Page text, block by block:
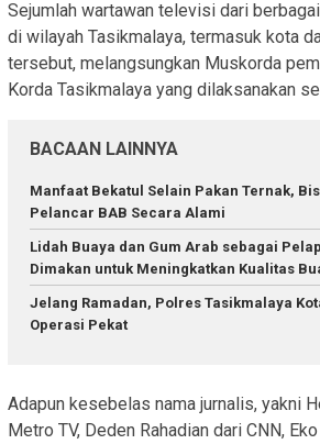
Sejumlah wartawan televisi dari
di wilayah Tasikmalaya, termasuk kota
tersebut, melangsungkan Muskorda
Korda Tasikmalaya yang dilaksanakan
BACAAN LAINNYA
Manfaat Bekatul Selain Pakan Ternak,
Pelancar BAB Secara Alami
Lidah Buaya dan Gum Arab sebagai
Dimakan untuk Meningkatkan Kualitas
Jelang Ramadan, Polres Tasikmalaya
Operasi Pekat
Adapun kesebelas nama jurnalis, yakni
Metro TV, Deden Rahadian dari CNN,